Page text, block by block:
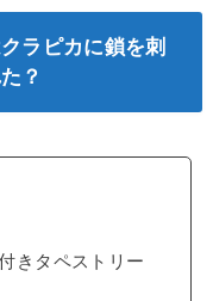
ラピカに鎖を刺
？
きタペストリー